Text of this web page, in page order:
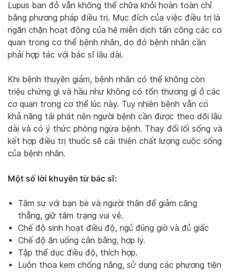
Lupus ban đỏ vẫn không thể chữa khỏi hoàn toàn chỉ
bằng phương pháp điều trị. Mục đích của việc điều trị là
ngăn chặn hoạt động của hệ miễn dịch tấn công các cơ
quan trong cơ thể bệnh nhân, do đó bệnh nhân cần
phải hợp tác với bác sĩ lâu dài.
Khi bệnh thuyên giảm, bệnh nhân có thể không còn
triệu chứng gì và hầu như không có tổn thương gì ở các
cơ quan trong cơ thể lúc này. Tuy nhiên bệnh vẫn có
khả năng tái phát nên người bệnh cần được theo dõi lâu
dài và có ý thức phòng ngừa bệnh. Thay đổi lối sống và
kết hợp điều trị thuốc sẽ cải thiện chất lượng cuộc sống
của bệnh nhân.
Một số lời khuyên từ bác sĩ:
Tâm sự với bạn bè và người thân để giảm căng
thẳng, giữ tâm trạng vui vẻ.
Chế độ sinh hoạt điều độ, ngủ đúng giờ và đủ giấc
Chế độ ăn uống cân bằng, hợp lý.
Tập thể dục điều độ, thích hợp.
Luôn thoa kem chống nắng, sử dụng các phương tiện